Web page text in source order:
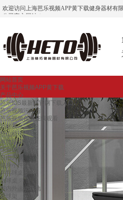
欢迎访问上海芭乐视频APP黄下载健身器材有限
公司官方网站！
网站首页
关于芭乐视频APP黄下载
产品中心
芭乐IOS最新版官网下载入口
芭乐视频污污污
芭乐视频色版在线观看
划船器
登山机
单功能训练器
综合训练器
自由力量
健身小件
乒乓球桌
台球桌
室内外运动场地
篮球架